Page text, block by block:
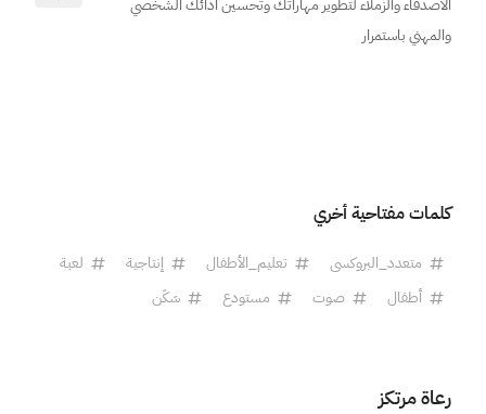
الأصدقاء والزملاء لتطوير مهاراتك وتحسين أدائك الشخصي
والمهني باستمرار
كلمات مفتاحية أخري
متعدد_البروكسى تعليم_الأطفال إنتاجية
لعبة
أطفال
صوت مستودع سَكَن
رعاة مرتكز